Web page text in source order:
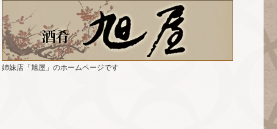
姉妹店「旭屋」のホームページです